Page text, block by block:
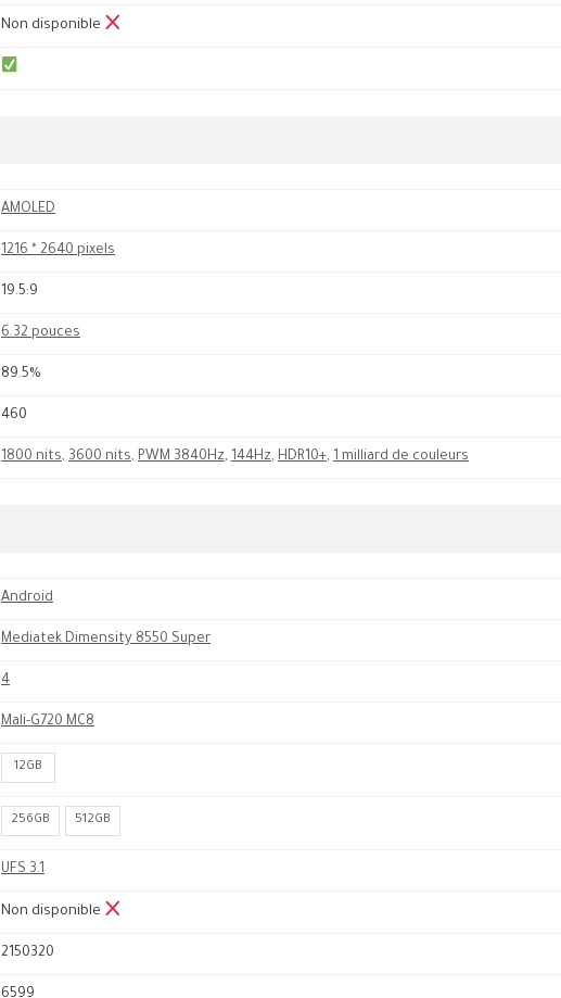
Non disponible
AMOLED
1216 * 2640 pixels
19.5:9
6.32 pouces
89.5%
460
1800 nits, 3600 nits, PWM 3840Hz, 144Hz, HDR10+, 1 milliard de couleurs
Android
Mediatek Dimensity 8550 Super
4
Mali-G720 MC8
12GB
256GB 512GB
UFS 3.1
Non disponible
2150320